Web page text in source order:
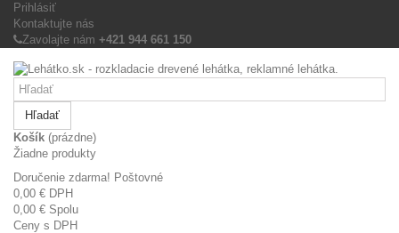
Prihlásiť
Kontaktujte nás
Zavolajte nám +421 944 661 150
Hľadať
Košík (prázdne)
Žiadne produkty
Doručenie zdarma! Poštovné
0,00 € DPH
0,00 € Spolu
Ceny s DPH